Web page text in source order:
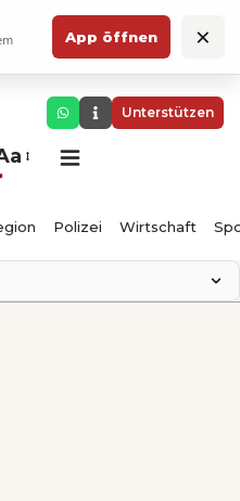
App öffnen ×
Unterstützen
Polizei Wirtschaft